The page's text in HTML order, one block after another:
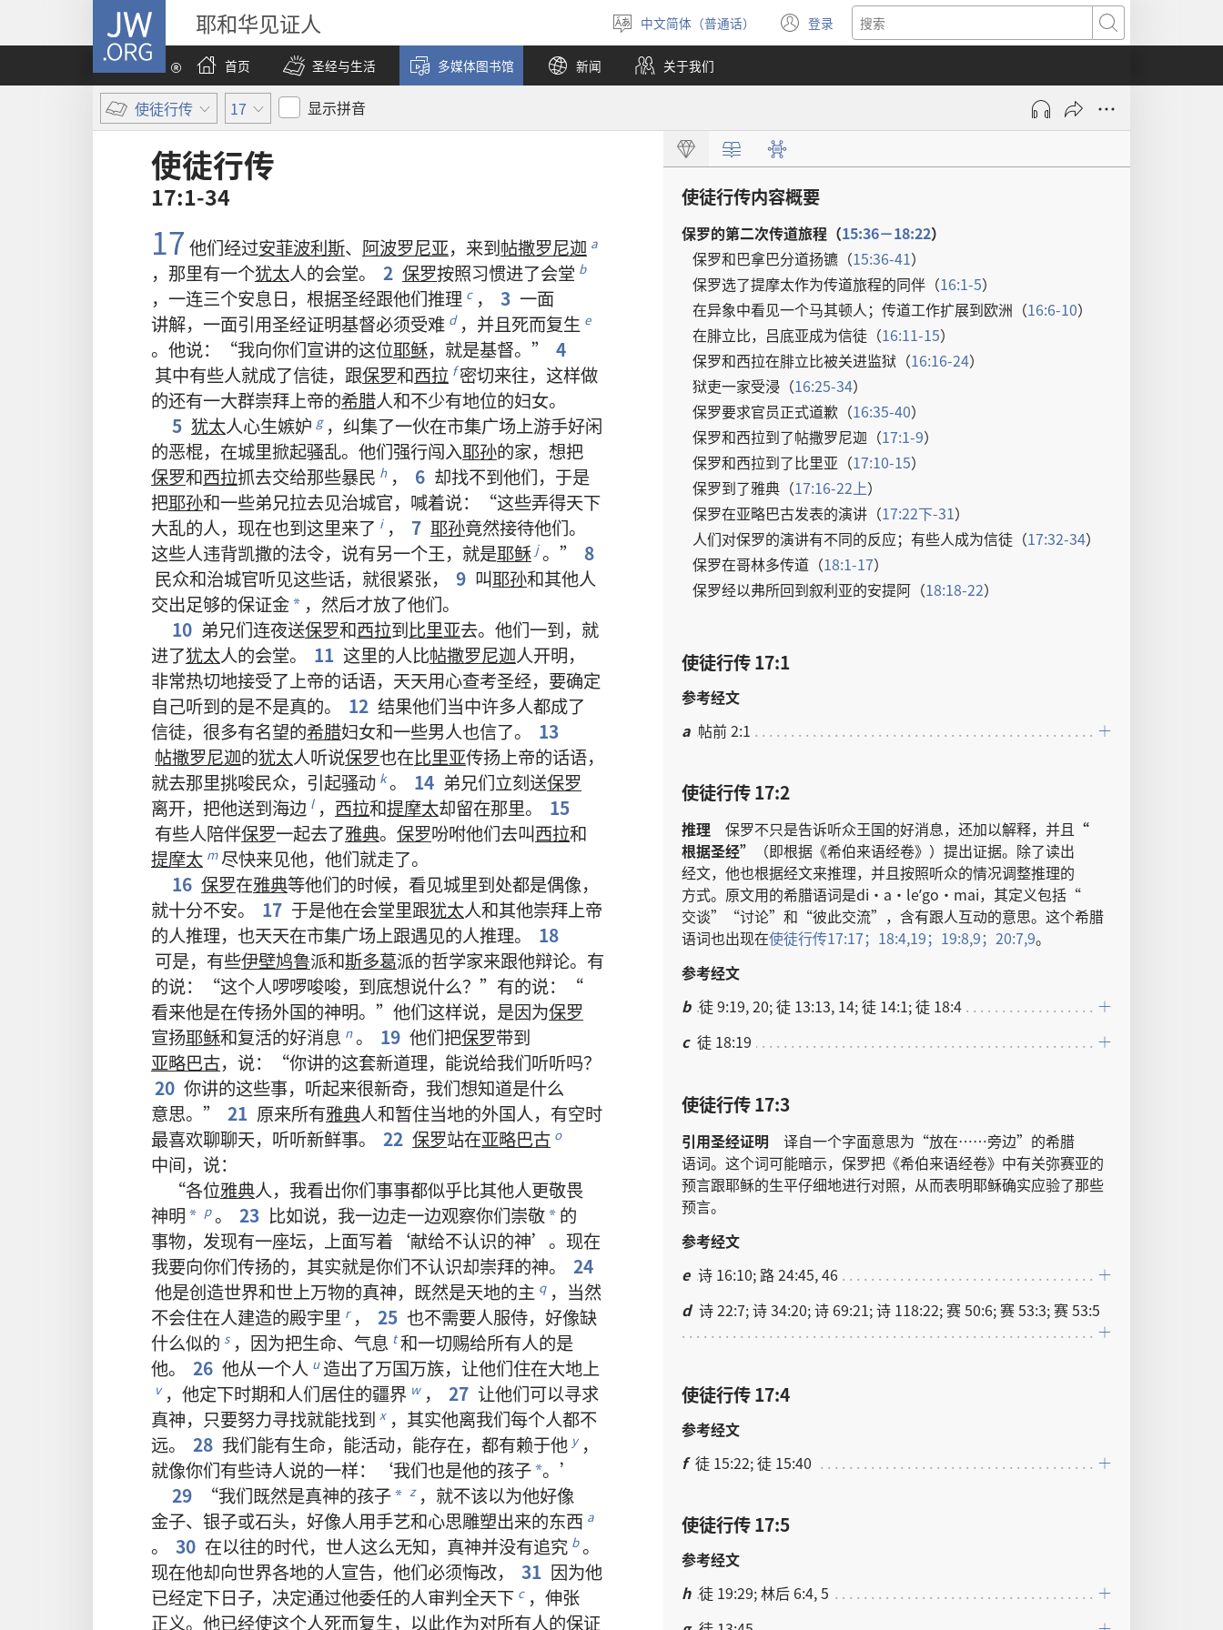
JW.ORG 耶和华见证人
选
择
语
言
中文简体（普通话） 登录
（打
开
窗
搜
索
首页
圣经与生活 多媒体图书馆 新闻 关于我们
使徒行传 17 显示拼音
使徒行传
17:1-34
17 他们经过安菲波利斯、 阿波罗尼亚， 来到帖撒罗尼迦 a
， 那里有一个犹太人的会堂。 2 保罗按照习惯进了会堂 b
， 一连三个安息日 ， 根据圣经跟他们推理 c ， 3 一面
讲解， 一面引用圣经证明基督必须受难 d ， 并且死而复生 e
。 他说：“我向你们宣讲的这位耶稣， 就是基督。”
4
其中有些人就成了信徒， 跟保罗和西拉 f 密切来往， 这样做
的还有一大群崇拜上帝的希腊人和不少有地位的妇女。
5 犹太人心生嫉妒 g ， 纠集了一伙在市集广场上游手好闲
的恶棍， 在城里掀起骚乱。 他们强行闯入耶孙的家， 想把
保罗和西拉抓去交给那些暴民 h ， 6 却找不到他们， 于是
把耶孙和一些弟兄拉去见治城官， 喊着说：“这些弄得天下
大乱的人， 现在也到这里来了 i ， 7 耶孙竟然接待他们。
这些人违背凯撒的法令， 说有另一个王， 就是耶稣 j 。”
8
民众和治城官听见这些话， 就很紧张， 9 叫耶孙和其他人
交出足够的保证金* ， 然后才放了他们。
10 弟兄们连夜送保罗和西拉到比里亚去。 他们一到， 就
进了犹太人的会堂。 11 这里的人比帖撒罗尼迦人开明，
非常热切地接受了上帝的话语， 天天用心查考圣经， 要确定
自己听到的是不是真的。 12 结果他们当中许多人都成了
信徒， 很多有名望的希腊妇女和一些男人也信了。
13
帖撒罗尼迦的犹太人听说保罗也在比里亚传扬上帝的话语，
就去那里挑唆民众， 引起骚动 k 。 14 弟兄们立刻送保罗
离开， 把他送到海边 l ， 西拉和提摩太却留在那里。
15
有些人陪伴保罗一起去了雅典。 保罗吩咐他们去叫西拉和
提摩太 m 尽快来见他， 他们就走了。
16 保罗在雅典等他们的时候， 看见城里到处都是偶像，
就十分不安。 17 于是他在会堂里跟犹太人和其他崇拜上帝
的人推理， 也天天在市集广场上跟遇见的人推理。
18
可是， 有些伊壁鸠鲁派和斯多葛派的哲学家来跟他辩论。 有
的说：“这个人啰啰唆唆， 到底想说什么？” 有的说：“
看来他是在传扬外国的神明。” 他们这样说， 是因为保罗
宣扬耶稣和复活的好消息 n 。 19 他们把保罗带到
亚略巴古， 说：“你讲的这套新道理， 能说给我们听听吗？
20 你讲的这些事， 听起来很新奇， 我们想知道是什么
意思。” 21 原来所有雅典人和暂住当地的外国人， 有空时
最喜欢聊聊天， 听听新鲜事。 22 保罗站在亚略巴古 o
中间， 说：
“各位雅典人， 我看出你们事事都似乎比其他人更敬畏
神明 * p 。 23 比如说， 我一边走一边观察你们崇敬* 的
事物， 发现有一座坛， 上面写着 ‘献给不认识的神’。 现在
我要向你们传扬的， 其实就是你们不认识却崇拜的神。
24
他是创造世界和世上万物的真神， 既然是天地的主 q ， 当然
不会住在人建造的殿宇里 r ， 25 也不需要人服侍， 好像缺
什么似的 s ， 因为把生命、 气息 t 和一切赐给所有人的是
他。 26 他从一个人 u 造出了万国万族， 让他们住在大地上
v ， 他定下时期和人们居住的疆界 w ， 27 让他们可以寻求
真神， 只要努力寻找就能找到 x ， 其实他离我们每个人都不
远。 28 我们能有生命， 能活动， 能存在， 都有赖于他 y ，
就像你们有些诗人说的一样：‘我们也是他的孩子*。’
29
“我们既然是真神的孩子* z ， 就不该以为他好像
金子、 银子或石头， 好像人用手艺和心思雕塑出来的东西 a
。 30 在以往的时代， 世人这么无知， 真神并没有追究 b 。
现在他却向世界各地的人宣告， 他们必须悔改， 31 因为他
已经定下日子， 决定通过他委任的人审判全天下 c ， 伸张
正义。 他已经使这个人死而复生， 以此作为对所有人的保证
使徒行传内容概要
保罗的第二次传道旅程 （15:36－18:22）
保罗和巴拿巴分道扬镳 （15:36-41）
保罗选了提摩太作为传道旅程的同伴 （16:1-5）
在异象中看见一个马其顿人； 传道工作扩展到欧洲 （16:6-10）
在腓立比， 吕底亚成为信徒 （16:11-15）
保罗和西拉在腓立比被关进监狱 （16:16-24）
狱吏一家受浸 （16:25-34）
保罗要求官员正式道歉 （16:35-40）
保罗和西拉到了帖撒罗尼迦 （17:1-9）
保罗和西拉到了比里亚 （17:10-15）
保罗到了雅典 （17:16-22上）
保罗在亚略巴古发表的演讲 （17:22下-31）
人们对保罗的演讲有不同的反应； 有些人成为信徒 （17:32-34）
保罗在哥林多传道 （18:1-17）
保罗经以弗所回到叙利亚的安提阿 （18:18-22）
使徒行传 17:1
参考经文
a 帖前 2:1
使徒行传 17:2
推理 保罗不只是告诉听众王国的好消息， 还加以解释， 并且 “
根据圣经” （即根据 《希伯来语经卷》） 提出证据。 除了读出
经文， 他也根据经文来推理， 并且按照听众的情况调整推理的
方式。 原文用的希腊语词是di·a·leʹgo·mai， 其定义包括 “
交谈”“讨论” 和 “彼此交流”， 含有跟人互动的意思。 这个希腊
语词也出现在使徒行传17:17； 18:4,19； 19:8,9； 20:7,9。
参考经文
b 徒 9:19, 20; 徒 13:13, 14; 徒 14:1; 徒 18:4
c 徒 18:19
使徒行传 17:3
引用圣经证明 译自一个字面意思为 “放在……旁边” 的希腊
语词。 这个词可能暗示， 保罗把 《希伯来语经卷》 中有关弥赛亚的
预言跟耶稣的生平仔细地进行对照， 从而表明耶稣确实应验了那些
预言。
参考经文
e 诗 16:10; 路 24:45, 46
d 诗 22:7; 诗 34:20; 诗 69:21; 诗 118:22; 赛 50:6; 赛 53:3; 赛 53:5
使徒行传 17:4
参考经文
f 徒 15:22; 徒 15:40
使徒行传 17:5
参考经文
h 徒 19:29; 林后 6:4, 5